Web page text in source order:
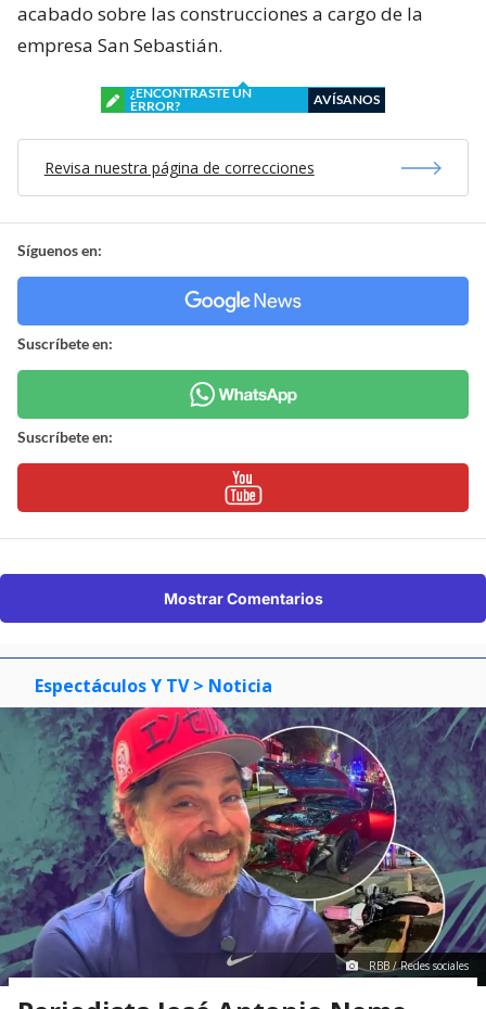
acabado sobre las construcciones a cargo de la
empresa San Sebastián.
¿ENCONTRASTE UN
ERROR?
AVÍSANOS
Revisa nuestra página de correcciones
Síguenos en:
Suscríbete en:
Suscríbete en:
Mostrar Comentarios
Espectáculos Y TV > Noticia
RBB / Redes sociales